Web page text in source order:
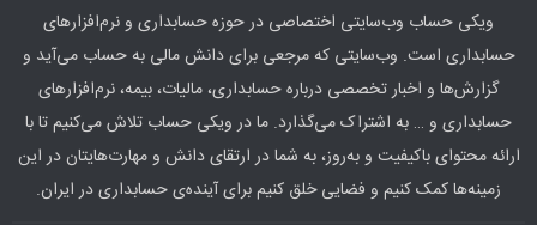
ویکی حساب وب‌سایتی اختصاصی در حوزه حسابداری و نرم‌افزارهای
حسابداری است. وب‌سایتی که مرجعی برای دانش مالی به حساب می‌آید و
گزارش‌ها و اخبار تخصصی درباره حسابداری، مالیات، بیمه، نرم‌افزارهای
حسابداری و … به اشتراک می‌گذارد. ما در ویکی حساب تلاش می‌کنیم تا با
ارائه محتوای باکیفیت و به‌روز، به شما در ارتقای دانش و مهارت‌هایتان در این
زمینه‌ها کمک کنیم و فضایی خلق کنیم برای آینده‌ی حسابداری در ایران.